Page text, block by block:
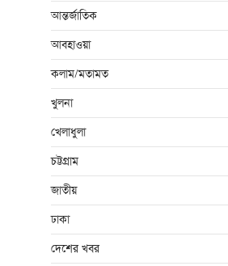
আন্তর্জাতিক
আবহাওয়া
কলাম/মতামত
খুলনা
খেলাধুলা
চট্টগ্রাম
জাতীয়
ঢাকা
দেশের খবর